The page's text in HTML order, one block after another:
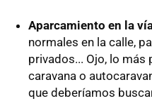
Aparcamiento en la
normales en la calle,
privados... Ojo, lo más
caravana o
que deberíamos